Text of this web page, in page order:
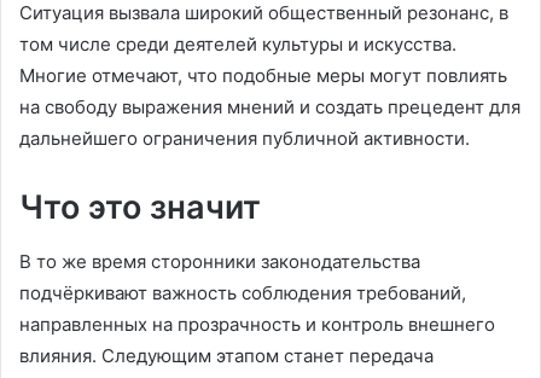
Ситуация вызвала широкий общественный резонанс, в
том числе среди деятелей культуры и искусства.
Многие отмечают, что подобные меры могут повлиять
на свободу выражения мнений и создать прецедент для
дальнейшего ограничения публичной активности.
Что это значит
В то же время сторонники законодательства
подчёркивают важность соблюдения требований,
направленных на прозрачность и контроль внешнего
влияния. Следующим этапом станет передача